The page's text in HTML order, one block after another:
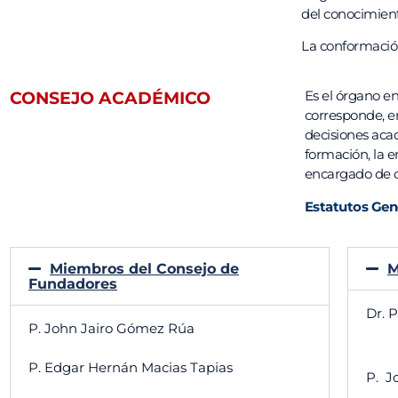
del
La
CONSEJO ACADÉMICO
Es el órgano
corresponde,
decisiones
formación, la
encargado de
Estatutos
Miembros del Consejo de
Fundadores
P. John Jairo Gómez Rúa
P. Edgar Hernán Macias Tapias
Dr.
P.